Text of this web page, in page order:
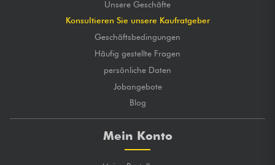
Unsere Geschäfte
Konsultieren Sie unsere Kaufratgeber
Geschäftsbedingungen
Häufig gestellte Fragen
persönliche Daten
Jobangebote
Blog
Mein Konto